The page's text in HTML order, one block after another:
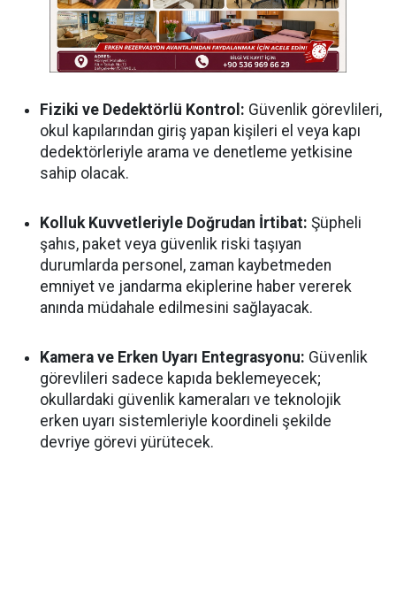
Fiziki ve Dedektörlü Kontrol: Güvenlik görevlileri,
okul kapılarından giriş yapan kişileri el veya kapı
dedektörleriyle arama ve denetleme yetkisine
sahip olacak.
Kolluk Kuvvetleriyle Doğrudan İrtibat: Şüpheli
şahıs, paket veya güvenlik riski taşıyan
durumlarda personel, zaman kaybetmeden
emniyet ve jandarma ekiplerine haber vererek
anında müdahale edilmesini sağlayacak.
Kamera ve Erken Uyarı Entegrasyonu: Güvenlik
görevlileri sadece kapıda beklemeyecek;
okullardaki güvenlik kameraları ve teknolojik
erken uyarı sistemleriyle koordineli şekilde
devriye görevi yürütecek.